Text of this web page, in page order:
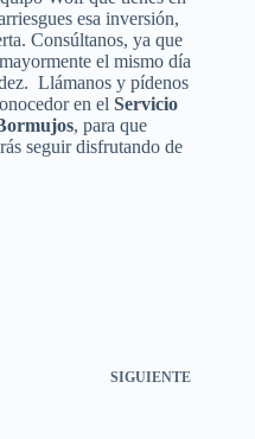
esa inversión,
Consúltanos, ya que
el mismo día
Llámanos y pídenos
en el Servicio
, para que
seguir disfrutando de
SIGUIENTE